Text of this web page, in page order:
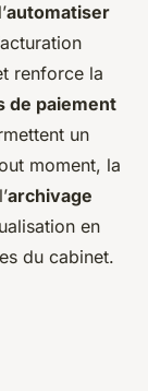
automatiser
renforce la
de paiement
un
moment, la
archivage
en
du cabinet.